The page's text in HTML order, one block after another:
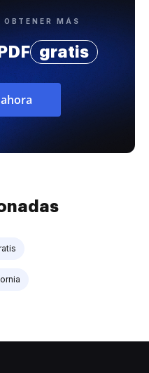
MÁS
gratis